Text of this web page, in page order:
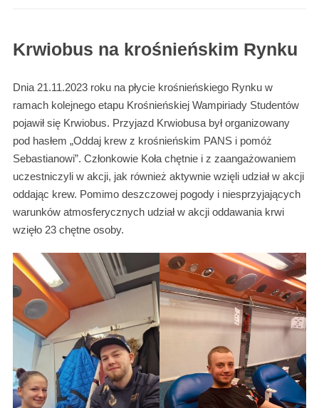
Krwiobus na krośnieńskim Rynku
Dnia 21.11.2023 roku na płycie krośnieńskiego Rynku w
ramach kolejnego etapu Krośnieńskiej Wampiriady Studentów
pojawił się Krwiobus. Przyjazd Krwiobusa był organizowany
pod hasłem „Oddaj krew z krośnieńskim PANS i pomóż
Sebastianowi”. Członkowie Koła chętnie i z zaangażowaniem
uczestniczyli w akcji, jak również aktywnie wzięli udział w akcji
oddając krew. Pomimo deszczowej pogody i niesprzyjających
warunków atmosferycznych udział w akcji oddawania krwi
wzięło 23 chętne osoby.